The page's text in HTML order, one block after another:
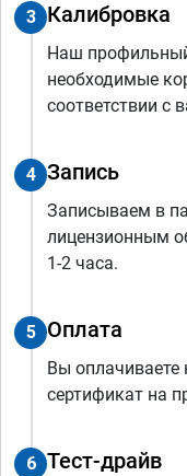
3 Калибровка
Наш
необходимые
соответствии с
4 Запись
Записываем в
лицензионным
1-2 часа.
5 Оплата
Вы
сертификат на
6 Тест-драйв